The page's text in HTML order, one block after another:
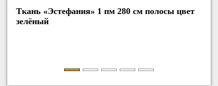
«Эстефания» 1 пм 280 см полосы цвет
Ткань 1